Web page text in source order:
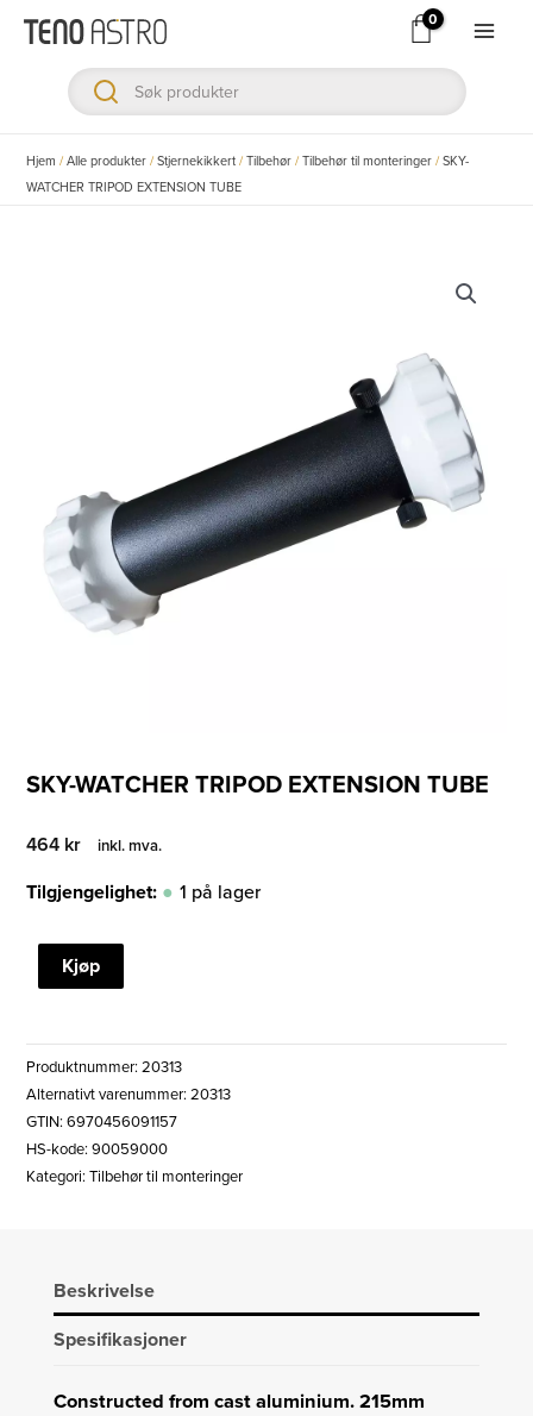
Hopp
innholdet
Hjem /Alle produkter /Stjernekikkert /Tilbehør /Tilbehør til monteringer /SKY-
WATCHER TRIPOD EXTENSION TUBE
SKY-WATCHER TRIPOD EXTENSION TUBE
464 kr inkl. mva.
Tilgjengelighet: 1 på lager
SKY-
WATCHER
EXTENSION
TUBE
antall
Kjøp
Produktnummer:20313
Alternativt varenummer: 20313
GTIN: 6970456091157
HS-kode: 90059000
Kategori:Tilbehør til monteringer
Beskrivelse
Spesifikasjoner
Constructed from cast aluminium. 215mm